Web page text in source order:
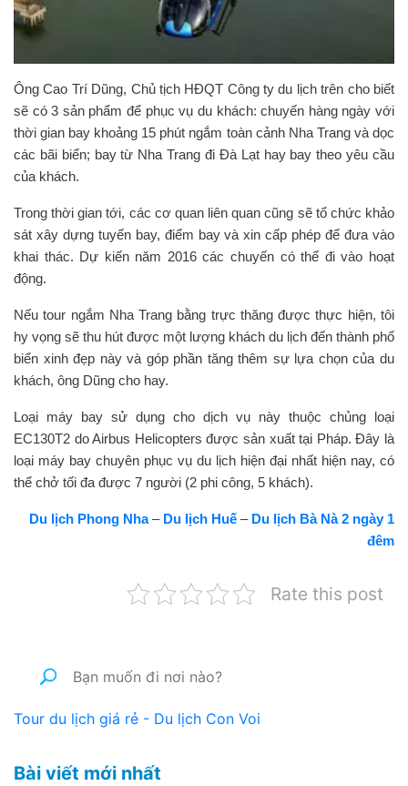
Ông Cao Trí Dũng, Chủ tịch HĐQT Công ty du lịch trên cho biết
sẽ có 3 sản phẩm để phục vụ du khách: chuyến hàng ngày với
thời gian bay khoảng 15 phút ngắm toàn cảnh Nha Trang và dọc
các bãi biển; bay từ Nha Trang đi Đà Lạt hay bay theo yêu cầu
của khách.
Trong thời gian tới, các cơ quan liên quan cũng sẽ tổ chức khảo
sát xây dựng tuyến bay, điểm bay và xin cấp phép để đưa vào
khai thác. Dự kiến năm 2016 các chuyến có thể đi vào hoạt
động.
Nếu tour ngắm Nha Trang bằng trực thăng được thực hiện, tôi
hy vọng sẽ thu hút được một lượng khách du lịch đến thành phố
biển xinh đẹp này và góp phần tăng thêm sự lựa chọn của du
khách, ông Dũng cho hay.
Loại máy bay sử dụng cho dịch vụ này thuộc chủng loại
EC130T2 do Airbus Helicopters được sản xuất tại Pháp. Đây là
loại máy bay chuyên phục vụ du lịch hiện đại nhất hiện nay, có
thể chở tối đa được 7 người (2 phi công, 5 khách).
Du lịch Phong Nha– Du lịch Huế – Du lịch Bà Nà 2 ngày 1
đêm
Rate this post
Tour du lịch giá rẻ - Du lịch Con Voi
Bài viết mới nhất